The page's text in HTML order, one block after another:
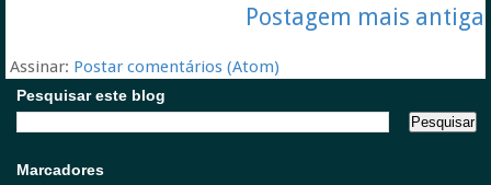
Postagem mais antiga
Assinar: Postar comentários (Atom)
Pesquisar este blog
Marcadores